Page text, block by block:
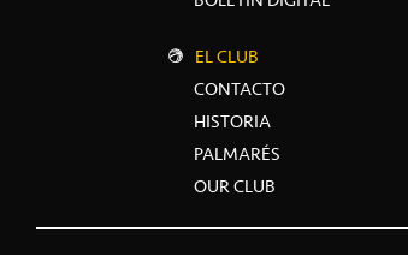
EL CLUB
CONTACTO
HISTORIA
PALMARÉS
OUR CLUB